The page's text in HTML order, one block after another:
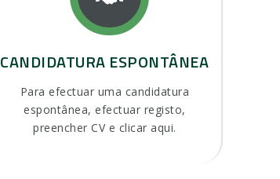
CANDIDATURA ESPONTÂNEA
Para efectuar uma candidatura
espontânea, efectuar registo,
preencher CV e clicar aqui.